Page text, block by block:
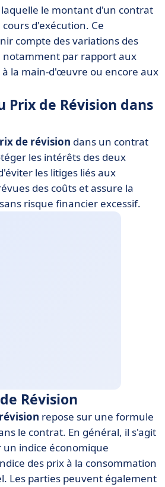
le montant d'un contrat
d'exécution. Ce
compte des variations des
notamment par rapport aux
la main-d'œuvre ou encore aux
de Révision dans
de révision dans un contrat
les intérêts des deux
les litiges liés aux
des coûts et assure la
risque financier excessif.
Révision
repose sur une formule
le contrat. En général, il s'agit
indice économique
des prix à la consommation
Les parties peuvent également